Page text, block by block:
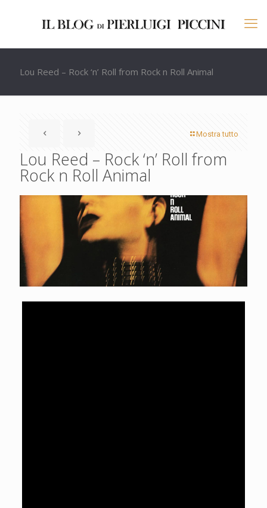
Lou Reed – Rock ‘n’ Roll from Rock n Roll Animal
Mostra tutto
Lou Reed – Rock ‘n’ Roll from
Rock n Roll Animal